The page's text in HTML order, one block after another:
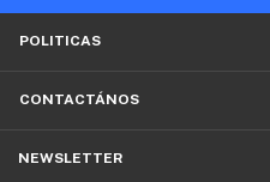
POLITICAS
CONTACTÁNOS
NEWSLETTER